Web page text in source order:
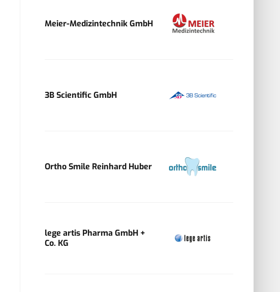
Meier-Medizintechnik GmbH
3B Scientific GmbH
Ortho Smile Reinhard Huber
lege artis Pharma GmbH +
Co. KG